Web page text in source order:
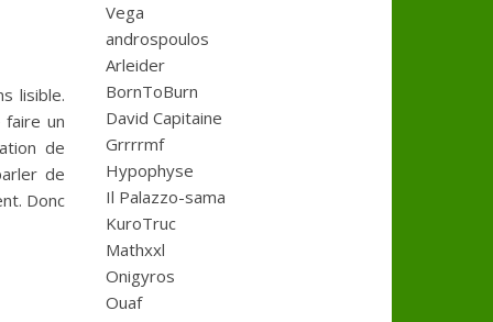
lisible.
un
de
de
Donc
Vega
androspoulos
Arleider
BornToBurn
David Capitaine
Grrrrmf
Hypophyse
Il Palazzo-sama
KuroTruc
Mathxxl
Onigyros
Ouaf